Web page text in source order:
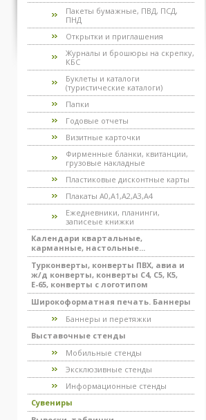
Пакеты бумажные, ПВД, ПСД,
ПНД
Открытки и приглашения
Журналы и брошюры на скрепку,
КБС
Буклеты и каталоги
(туристические каталоги)
Папки
Годовые отчеты
Визитные карточки
Фирменные бланки, квитанции,
грузовые накладные
Пластиковые дисконтные карты
Плакаты А0,А1,А2,А3,А4
Ежедневники, планинги,
записеые книжки
Календари квартальные,
карманные, настольные...
Турконверты, конверты ПВХ, авиа и
ж/д конверты, конверты С4, С5, К5,
Е-65, конверты с логотипом
Широкоформатная печать. Баннеры
Баннеры и перетяжки
Выставочные стенды
Мобильные стенды
Эксклюзивные стенды
Информационные стенды
Сувениры